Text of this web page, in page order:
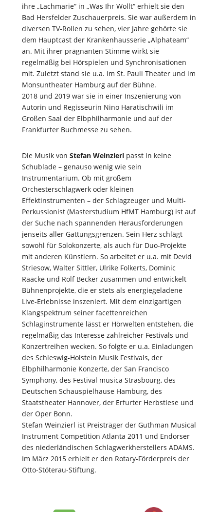
ihre „Lachmarie“ in „Was Ihr Wollt“ erhielt sie den
Bad Hersfelder Zuschauerpreis. Sie war außerdem in
diversen TV-Rollen zu sehen, vier Jahre gehörte sie
dem Hauptcast der Krankenhausserie „Alphateam“
an. Mit ihrer prägnanten Stimme wirkt sie
regelmäßig bei Hörspielen und Synchronisationen
mit. Zuletzt stand sie u.a. im St. Pauli Theater und im
Monsuntheater Hamburg auf der Bühne.
2018 und 2019 war sie in einer Inszenierung von
Autorin und Regisseurin Nino Haratischwili im
Großen Saal der Elbphilharmonie und auf der
Frankfurter Buchmesse zu sehen.
Die Musik von Stefan Weinzierlpasst in keine
Schublade – genauso wenig wie sein
Instrumentarium. Ob mit großem
Orchesterschlagwerk oder kleinen
Effektinstrumenten – der Schlagzeuger und Multi-
Perkussionist (Masterstudium HfMT Hamburg) ist auf
der Suche nach spannenden Herausforderungen
jenseits aller Gattungsgrenzen. Sein Herz schlägt
sowohl für Solokonzerte, als auch für Duo-Projekte
mit anderen Künstlern. So arbeitet er u.a. mit Devid
Striesow, Walter Sittler, Ulrike Folkerts, Dominic
Raacke und Rolf Becker zusammen und entwickelt
Bühnenprojekte, die er stets als energiegeladene
Live-Erlebnisse inszeniert. Mit dem einzigartigen
Klangspektrum seiner facettenreichen
Schlaginstrumente lässt er Hörwelten entstehen, die
regelmäßig das Interesse zahlreicher Festivals und
Konzertreihen wecken. So folgte er u.a. Einladungen
des Schleswig-Holstein Musik Festivals, der
Elbphilharmonie Konzerte, der San Francisco
Symphony, des Festival musica Strasbourg, des
Deutschen Schauspielhause Hamburg, des
Staatstheater Hannover, der Erfurter Herbstlese und
der Oper Bonn.
Stefan Weinzierl ist Preisträger der Guthman Musical
Instrument Competition Atlanta 2011 und Endorser
des niederländischen Schlagwerkherstellers ADAMS.
Im März 2015 erhielt er den Rotary-Förderpreis der
Otto-Stöterau-Stiftung.